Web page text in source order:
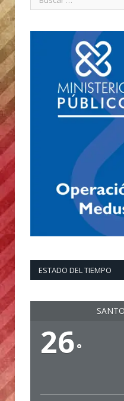
ESTADO DEL TIEMPO
26°